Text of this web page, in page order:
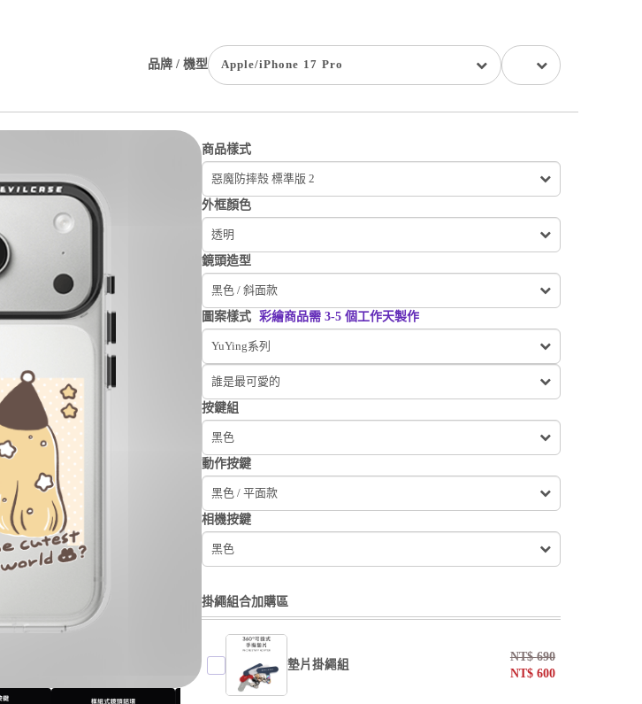
品牌 / 機型 Apple/iPhone 17 Pro
商品樣式
惡魔防摔殼 標準版 2
外框顏色
透明
鏡頭造型
黑色 / 斜面款
圖案樣式
彩繪商品需 3-5 個工作天製作
YuYing系列
誰是最可愛的
按鍵組
黑色
動作按鍵
黑色 / 平面款
相機按鍵
黑色
掛繩組合加購區
墊片掛繩組
NT$690
NT$ 600